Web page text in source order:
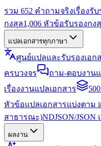
รวม 652 คำถามจริงเรื่องรั
กงสุล1,006 หัวข้อรับรองกง
แปลเอกสารทุกภาษา
ศูนย์แปลและรับรองเอก
ครบวงจร
ถาม-ตอบงาน
เรื่องงานแปลเอกสาร
หัวข้อแปลเอกสารแบ่งตาม
สาธารณะ)NDJSON/
ผลงาน